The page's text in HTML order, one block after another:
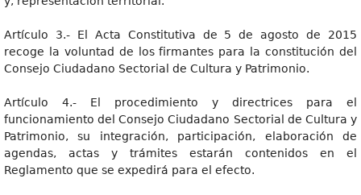
Artículo 3.- El Acta Constitutiva de 5 de agosto de 2015
recoge la voluntad de los firmantes para la constitución del
Consejo Ciudadano Sectorial de Cultura y Patrimonio.
Artículo 4.- El procedimiento y directrices para el
funcionamiento del Consejo Ciudadano Sectorial de Cultura y
Patrimonio, su integración, participación, elaboración de
agendas, actas y trámites estarán contenidos en el
Reglamento que se expedirá para el efecto.